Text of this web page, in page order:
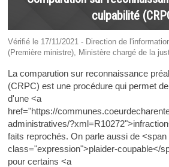
culpabilité
Vérifié le 17/11/2021 - Direction de
(Première ministre), Ministère chargé de la
La comparution sur reconnaissance
(CRPC) est une procédure qui permet de
d'une <a
href="https://
administratives/
faits reprochés. On parle aussi de <span
class="expression">plaider-coupable</
pour certains <a